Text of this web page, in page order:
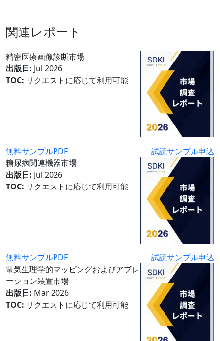
関連レポート
精密医療画像診断市場
出版日: Jul 2026
TOC: リクエストに応じて利用可能
無料サンプルPDF
試読サンプル申込
糖尿病関連機器市場
出版日: Jul 2026
TOC: リクエストに応じて利用可能
無料サンプルPDF
試読サンプル申込
電気生理学的マッピングおよびアブレ
ーション装置市場
出版日: Mar 2026
TOC: リクエストに応じて利用可能